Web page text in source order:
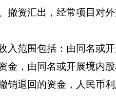
撤资汇出，经常项目对
入范围包括：由同名或
金，由同名或开展境内
销退回的资金，人民币